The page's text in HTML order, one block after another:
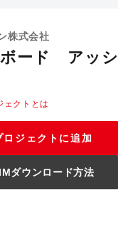
株式会社
ード アッシ
ェクトとは
ロジェクトに追加
ダウンロード方法